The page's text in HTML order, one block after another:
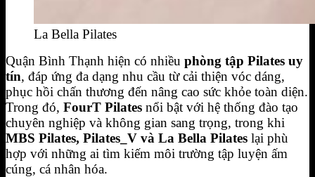
La Bella Pilates
Quận Bình Thạnh hiện có nhiều phòng tập Pilates uy
tín, đáp ứng đa dạng nhu cầu từ cải thiện vóc dáng,
phục hồi chấn thương đến nâng cao sức khỏe toàn diện.
Trong đó, FourT Pilates nổi bật với hệ thống đào tạo
chuyên nghiệp và không gian sang trọng, trong khi
MBS Pilates, Pilates_V và La Bella Pilates lại phù
hợp với những ai tìm kiếm môi trường tập luyện ấm
cúng, cá nhân hóa.